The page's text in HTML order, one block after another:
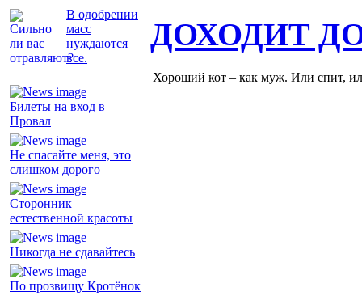
В одобрении
масс
нуждаются
все.
Билеты на вход в
Провал
Не спасайте меня, это
слишком дорого
Сторонник
естественной красоты
Никогда не сдавайтесь
По прозвищу Кротёнок
ДОХОДИТ
Хороший кот – как муж. Или спит,